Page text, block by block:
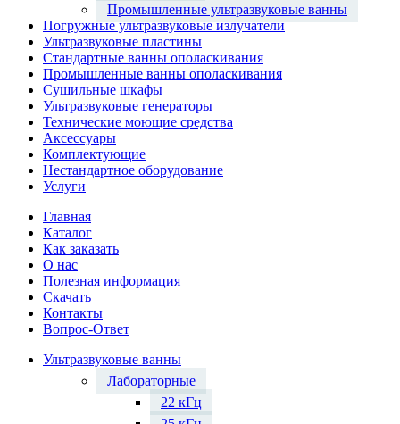
Промышленные ультразвуковые ванны
Погружные ультразвуковые излучатели
Ультразвуковые пластины
Стандартные ванны ополаскивания
Промышленные ванны ополаскивания
Сушильные шкафы
Ультразвуковые генераторы
Технические моющие средства
Аксессуары
Комплектующие
Нестандартное оборудование
Услуги
Главная
Каталог
Как заказать
О нас
Полезная информация
Скачать
Контакты
Вопрос-Ответ
Ультразвуковые ванны
Лабораторные
22 кГц